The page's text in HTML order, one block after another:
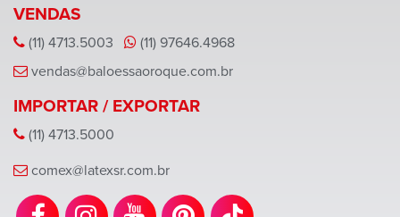
VENDAS
(11) 4713.5003
(11) 97646.4968
vendas@baloessaoroque.com.br
IMPORTAR / EXPORTAR
(11) 4713.5000
comex@latexsr.com.br